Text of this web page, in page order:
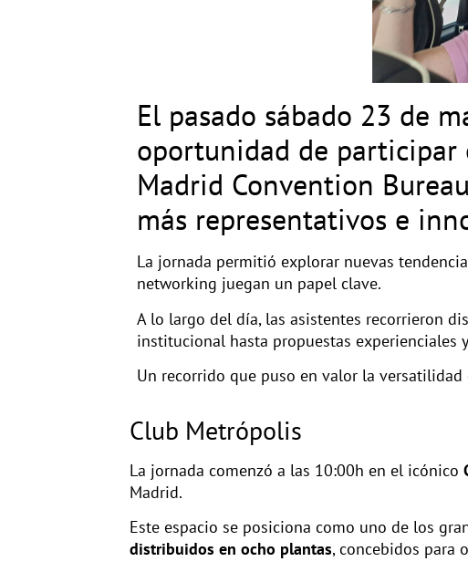
El pasado sábado 23 de
oportunidad de participar
Madrid Convention
más representativos e
La jornada permitió explorar nuevas
networking juegan un papel clave.
A lo largo del día, las asistentes recorrieron
institucional hasta propuestas experienciales
Un recorrido que puso en valor la
Club Metrópolis
La jornada comenzó a las 10:00h en el icónico
Madrid.
Este espacio se posiciona como uno de los
distribuidos en ocho plantas, concebidos para